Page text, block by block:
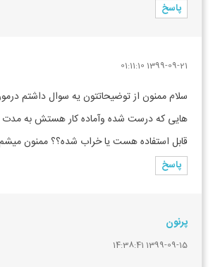
پاسخ
1399-09-21 01:11:10
سلام ممنون از توضیحاتتون یه سوال داشتم
هایی که درست شده وآماده کار هستش به مدت
قابل استفاده هست یا خراب شده؟؟ ممنون میشم
پاسخ
پرنون
1399-09-15 14:38:41